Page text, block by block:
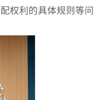
权利的具体规则等问